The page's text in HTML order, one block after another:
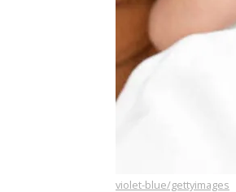
violet-blue/gettyimages